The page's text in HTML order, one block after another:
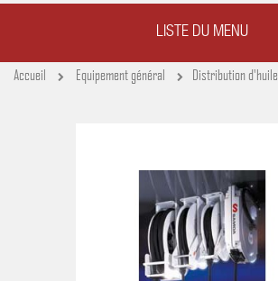
LISTE DU MENU
Accueil Equipement général Distribution d'huile